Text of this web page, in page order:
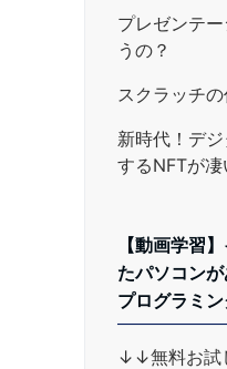
プレゼンテ
うの？
スクラッチ
新時代！デ
するNFTが凄
【動画学習
たパソコン
プログラミ
↓↓無料お試